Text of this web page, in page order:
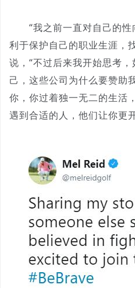
“我之前一直对自己的性
利于保护自己的职业生涯，
说，“不过后来我开始思考
己，这些公司为什么要赞助
你，你过着独一无二的生活
遇到合适的人，他们让你更